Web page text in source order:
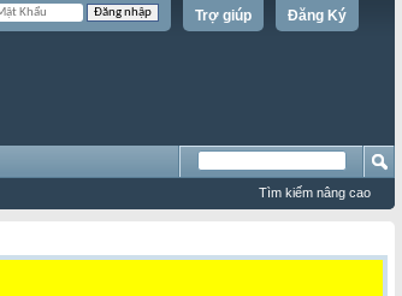
Đăng Ký
Trợ giúp
Tìm kiếm nâng cao